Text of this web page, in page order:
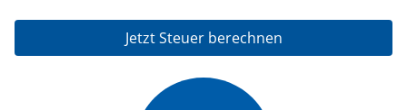
Jetzt Steuer berechnen